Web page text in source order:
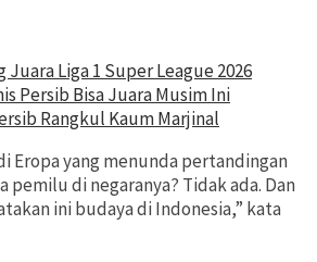
Juara Liga 1 Super League 2026
Persib Bisa Juara Musim Ini
Rangkul Kaum Marjinal
Eropa yang menunda pertandingan
pemilu di negaranya? Tidak ada. Dan
ini budaya di Indonesia,” kata